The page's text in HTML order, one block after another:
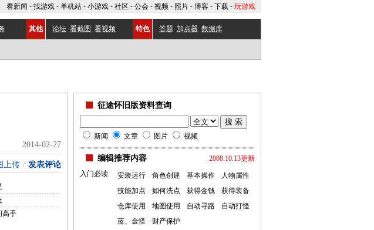
看新闻 - 找游戏 - 单机站 - 小游戏 - 社区 - 公会 - 视频 - 照片 - 博客 - 下载 - 玩游戏
其他 论坛 看截图 看视频 特色 答题 加点器 数据库
2014-02-27
上传 / 发表评论
高手
征途怀旧版资料查询
新闻 文章 图片 视频
2008.10.13更新
编辑推荐内容
入门必读 安装运行 角色创建 基本操作
人物属性
技能加点
如何洗点 获得金钱
获得装备
仓库使用
地图使用 自动寻路
自动打怪
蓝、金怪
财产保护